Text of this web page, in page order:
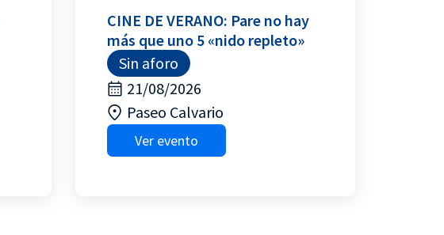
CINE DE VERANO: Pare no hay
más que uno 5 «nido repleto»
Sin aforo
21/08/2026
Paseo Calvario
Ver evento